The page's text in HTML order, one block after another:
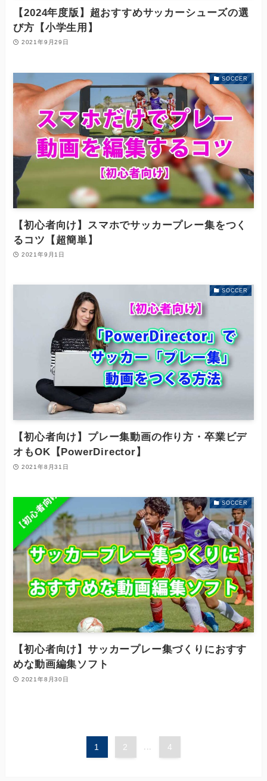
【2024年度版】超おすすめサッカーシューズの選
び方【小学生用】
2021年9月29日
SOCCER
【初心者向け】スマホでサッカープレー集をつく
るコツ【超簡単】
2021年9月1日
SOCCER
【初心者向け】プレー集動画の作り方・卒業ビデ
オもOK【PowerDirector】
2021年8月31日
SOCCER
【初心者向け】サッカープレー集づくりにおすす
めな動画編集ソフト
2021年8月30日
1 2 4